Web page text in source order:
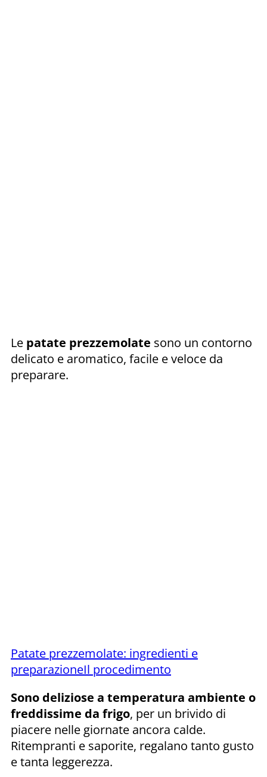
Le patate prezzemolate sono un contorno
delicato e aromatico, facile e veloce da
preparare.
Patate prezzemolate: ingredienti e
preparazioneIl procedimento
Sono deliziose a temperatura ambiente o
freddissime da frigo, per un brivido di
piacere nelle giornate ancora calde.
Ritempranti e saporite, regalano tanto gusto
e tanta leggerezza.